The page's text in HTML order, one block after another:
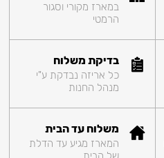
במארז מקורי וסגור
הרמטי
בדיקת משלוח
כל אריזה נבדקת ע"י
מנהל החנות
משלוח עד הבית
המארז מגיע עד הדלת